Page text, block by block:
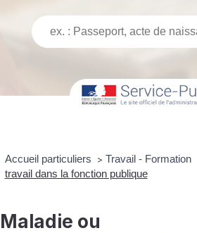
Accueil particuliers > Travail - Formation
travail dans la fonction publique
Maladie ou